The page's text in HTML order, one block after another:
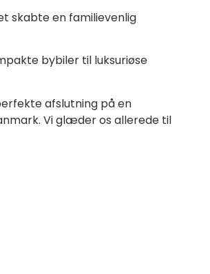
skabte en familievenlig
bybiler til luksuriøse
afslutning på en
Vi glæder os allerede til